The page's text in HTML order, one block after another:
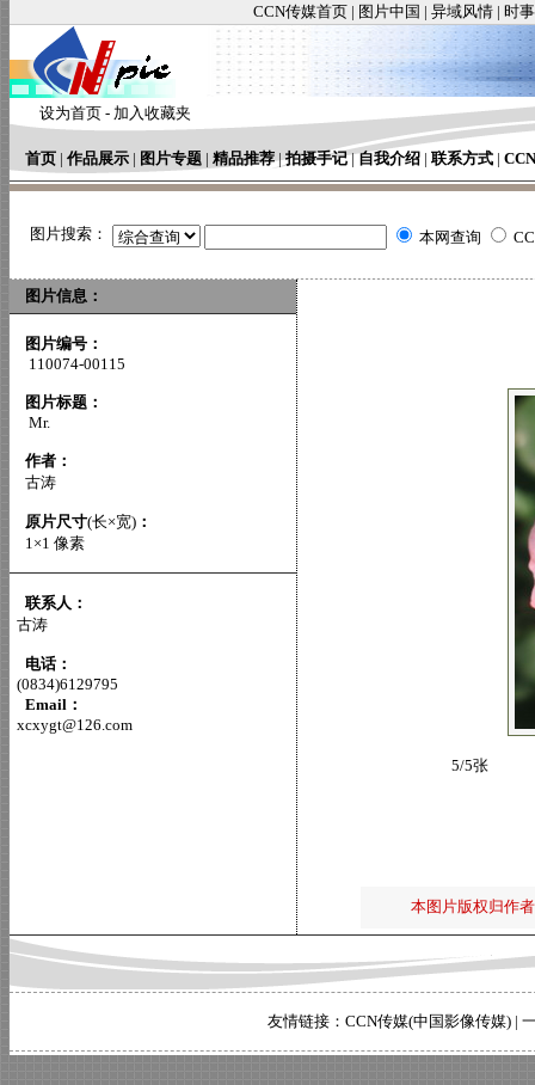
CCN传媒首页 | 图片中国 | 异域风情 | 时
设为首页 - 加入收藏夹
首页 | 作品展示 | 图片专题 | 精品推荐|拍摄手记|自我介绍 | 联系方式 |
图片搜索： 本网查询
图片信息：
图片编号：
110074-00115
图片标题：
Mr.
作者：
古涛
原片尺寸(长×宽) ：
1×1 像素
联系人：
古涛
电话：
(0834)6129795
Email：
xcxygt@126.com
5/5张
本图片版权归作
友情链接： CCN传媒(中国影像传媒) |